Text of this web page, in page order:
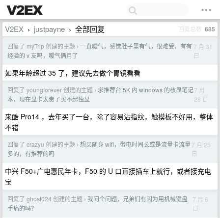
V2EX › justpayne › 全部回复 回复总数 685
回复了 myTrip 创建的主题 › 一直嗳气，感觉肚子里有气，很难受，有有
经验的 v 友吗，嗳气俩月了
7 月 31
日
如果年龄超过 35 了，建议先去做个胃镜看看
回复了 youngforever 创建的主题 › 求推荐台 5K 内 windows 的核显笔记
本，现在显卡太贵了买不起独显
7 月
28 日
来酷 Pro14 ，去年买了一台，除了容易沾指纹，触摸板不好用，整体
不错
回复了 crazyu 创建的主题 › 想买随身 wifi，带电时间长或是流量卡流量
多的，有推荐的吗
7 月 25
日
中兴 F50+广电惠民年卡，F50 的 U 口直接插车上就行，或者接充电
宝
回复了 ghost024 创建的主题 › 我问个问题，兄弟们有因为用机械键盘
手痛的吗？
7 月 6
日